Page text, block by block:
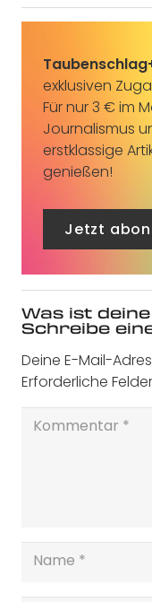
exklusiven
Für nur 3 € im
Journalismus
erstklassige
genießen!
Jetzt
Was ist
Schreibe
Deine E-Mail-
Erforderliche